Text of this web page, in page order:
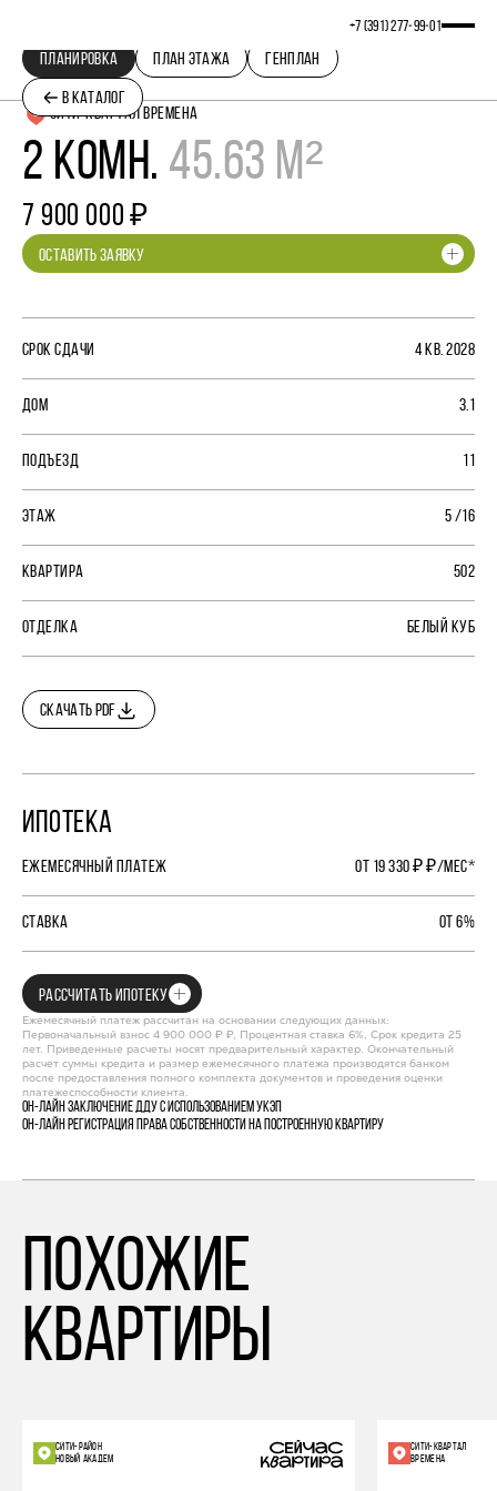
+7 (391) 277‒99‒01
В КАТАЛОГ
ПЛАНИРОВКА ПЛАН ЭТАЖА ГЕНПЛАН
СИТИ-КВАРТАЛ ВРЕМЕНА
2 КОМН. 45.63 М²
7 900 000 ₽
ОСТАВИТЬ ЗАЯВКУ
СРОК СДАЧИ 4 КВ. 2028
ДОМ 3.1
ПОДЪЕЗД 11
ЭТАЖ 5 /16
КВАРТИРА 502
ОТДЕЛКА БЕЛЫЙ КУБ
СКАЧАТЬ PDF
ИПОТЕКА
ЕЖЕМЕСЯЧНЫЙ ПЛАТЕЖ ОТ 19 330 ₽ ₽/МЕС*
СТАВКА ОТ 6%
РАССЧИТАТЬ ИПОТЕКУ
Ежемесячный платеж рассчитан на основании следующих данных:
Первоначальный взнос 4 900 000 ₽ ₽, Процентная ставка 6%, Срок кредита 25
лет. Приведенные расчеты носят предварительный характер. Окончательный
расчет суммы кредита и размер ежемесячного платежа производятся банком
после предоставления полного комплекта документов и проведения оценки
платежеспособности клиента.
Он-лайн заключение ДДУ с использованием УКЭП
Он-лайн регистрация права собственности на построенную квартиру
похожие
квартиры
СИТИ-РАЙОН
НОВЫЙ АКАДЕМ
СИТИ-КВАРТАЛ
ВРЕМЕНА